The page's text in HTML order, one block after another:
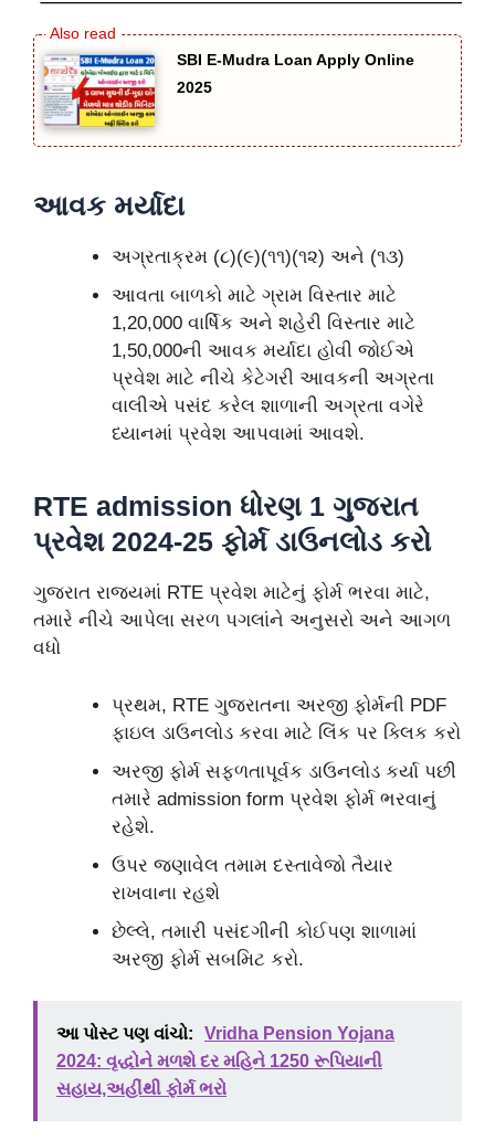
SBI E-Mudra Loan Apply Online
2025
આવક મર્યાદા
અગ્રતાક્રમ (૮)(૯)(૧૧)(૧૨) અને (૧૩)
આવતા બાળકો માટે ગ્રામ વિસ્તાર માટે
1,20,000 વાર્ષિક અને શહેરી વિસ્તાર માટે
1,50,000ની આવક મર્યાદા હોવી જોઈએ
પ્રવેશ માટે નીચે કેટેગરી આવકની અગ્રતા
વાલીએ પસંદ કરેલ શાળાની અગ્રતા વગેરે
ધ્યાનમાં પ્રવેશ આપવામાં આવશે.
RTE admission ધોરણ 1 ગુજરાત
પ્રવેશ 2024-25 ફોર્મ ડાઉનલોડ કરો
ગુજરાત રાજ્યમાં RTE પ્રવેશ માટેનું ફોર્મ ભરવા માટે,
તમારે નીચે આપેલા સરળ પગલાંને અનુસરો અને આગળ
વધો
પ્રથમ, RTE ગુજરાતના અરજી ફોર્મની PDF
ફાઇલ ડાઉનલોડ કરવા માટે લિંક પર ક્લિક કરો
અરજી ફોર્મ સફળતાપૂર્વક ડાઉનલોડ કર્યા પછી
તમારે admission form પ્રવેશ ફોર્મ ભરવાનું
રહેશે.
ઉપર જણાવેલ તમામ દસ્તાવેજો તૈયાર
રાખવાના રહશે
છેલ્લે, તમારી પસંદગીની કોઈપણ શાળામાં
અરજી ફોર્મ સબમિટ કરો.
આ પોસ્ટ પણ વાંચો:
Vridha Pension Yojana
2024: વૃદ્ધોને મળશે દર મહિને 1250 રૂપિયાની
સહાય,અહીંથી ફોર્મ ભરો